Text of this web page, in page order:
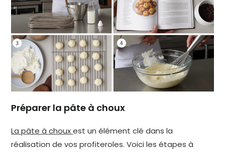
Préparer la pâte à choux
La pâte à chouxest un élément clé dans la
réalisation de vos profiteroles. Voici les étapes à